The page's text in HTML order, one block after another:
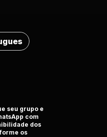
seu grupo e
com
dos
os